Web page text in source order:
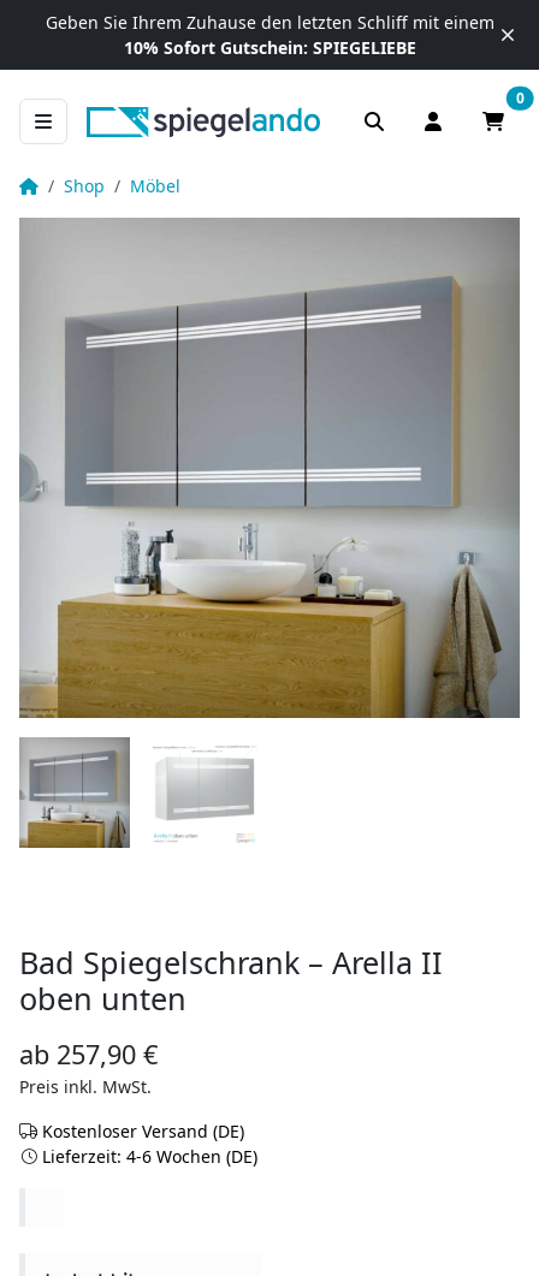
Zum Inhalt springen
Geben Sie Ihrem Zuhause den letzten Schliff mit einem
10% Sofort Gutschein: SPIEGELIEBE
Anmelden /
0
Startseite
Shop Möbel
Bad Spiegelschrank – Arella II oben unten
Bad Spiegelschrank – Arella II
oben unten
ab 257,90 €
Preis inkl. MwSt.
Kostenloser Versand (DE)
Lieferzeit: 4-6 Wochen (DE)